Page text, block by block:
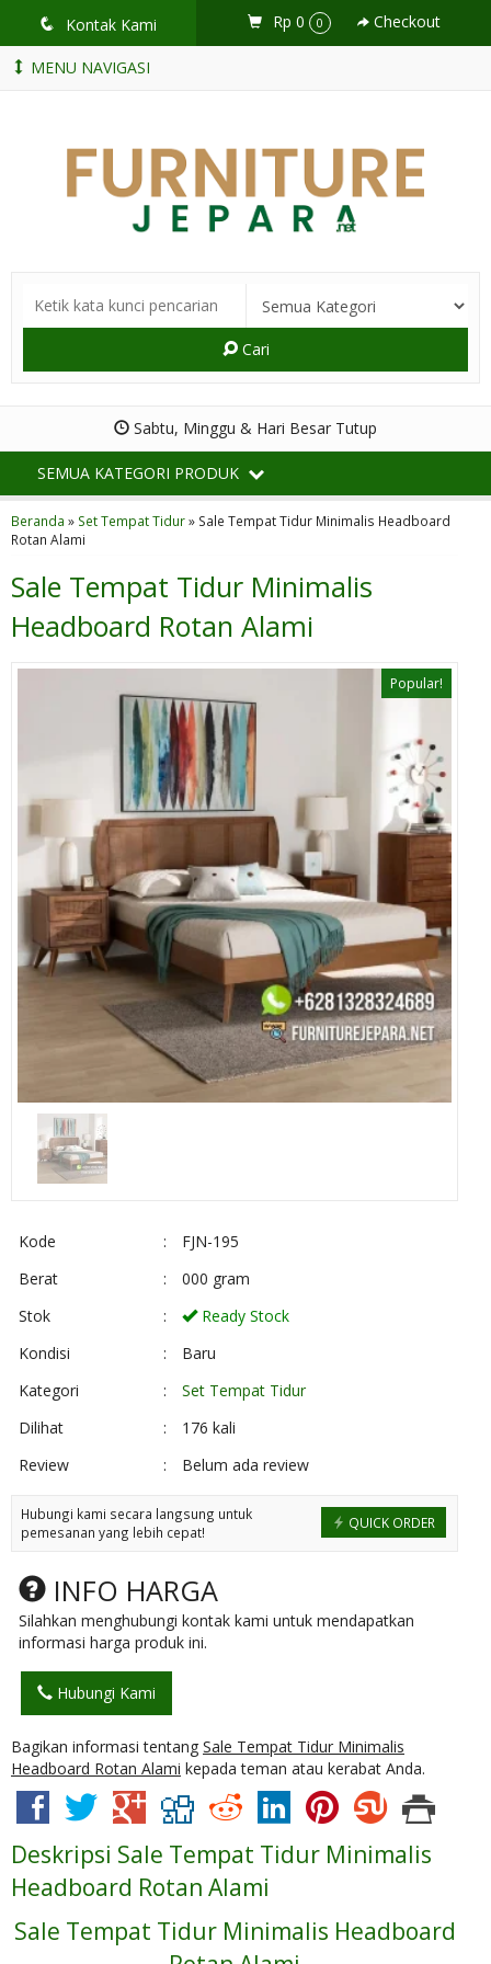
q Kontak Kami Rp 0 0 Checkout
MENU NAVIGASI
Cari
Sabtu, Minggu & Hari Besar Tutup
SEMUA KATEGORI PRODUK
Beranda » Set Tempat Tidur» Sale Tempat Tidur Minimalis Headboard
Rotan Alami
Sale Tempat Tidur Minimalis
Headboard Rotan Alami
Popular!
Kode :
FJN-195
Berat
:
000 gram
Stok
:
Ready Stock
Kondisi
:
Baru
Kategori
:
Set Tempat Tidur
Dilihat
:
176 kali
Review
: Belum ada review
QUICK ORDER
Hubungi kami secara langsung untuk
pemesanan yang lebih cepat!
INFO HARGA
Silahkan menghubungi kontak kami untuk mendapatkan
informasi harga produk ini.
Hubungi Kami
Bagikan informasi tentang Sale Tempat Tidur Minimalis
Headboard Rotan Alami kepada teman atau kerabat Anda.
Deskripsi Sale Tempat Tidur Minimalis
Headboard Rotan Alami
Sale Tempat Tidur Minimalis Headboard